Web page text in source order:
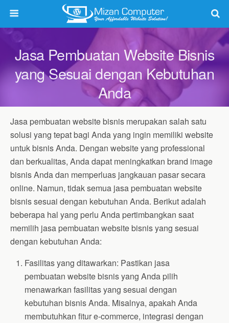
Jasa Pembuatan Website Bisnis
yang Sesuai dengan Kebutuhan
Anda
Jasa pembuatan website bisnis merupakan salah satu
solusi yang tepat bagi Anda yang ingin memiliki website
untuk bisnis Anda. Dengan website yang professional
dan berkualitas, Anda dapat meningkatkan brand image
bisnis Anda dan memperluas jangkauan pasar secara
online. Namun, tidak semua jasa pembuatan website
bisnis sesuai dengan kebutuhan Anda. Berikut adalah
beberapa hal yang perlu Anda pertimbangkan saat
memilih jasa pembuatan website bisnis yang sesuai
dengan kebutuhan Anda:
Fasilitas yang ditawarkan: Pastikan jasa
pembuatan website bisnis yang Anda pilih
menawarkan fasilitas yang sesuai dengan
kebutuhan bisnis Anda. Misalnya, apakah Anda
membutuhkan fitur e-commerce, integrasi dengan